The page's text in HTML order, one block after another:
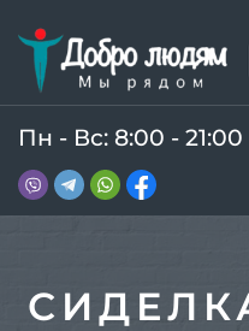
Пн - Вс: 8:00 - 21:00